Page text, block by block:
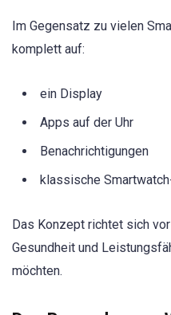
Im Gegensatz zu vielen
komplett auf:
ein Display
Apps auf der Uhr
Benachrichtigungen
klassische
Das Konzept richtet sich
Gesundheit und
möchten.